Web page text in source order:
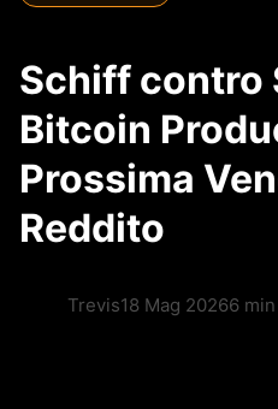
Schiff contro
Bitcoin
Prossima
Reddito
Trevis18 Mag 20266